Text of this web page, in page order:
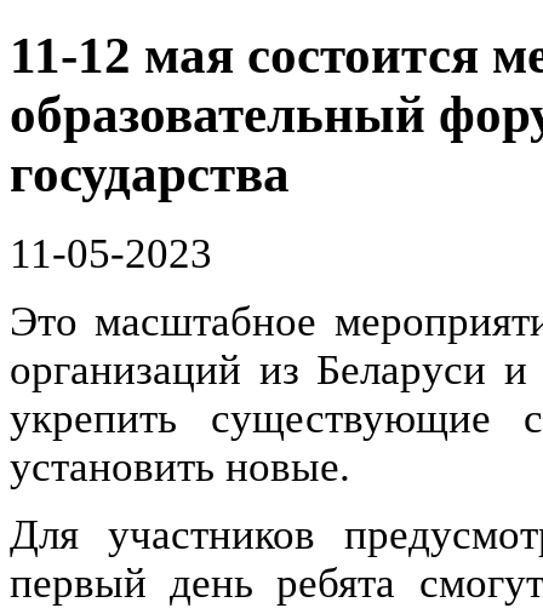
11-12 мая состоится
образовательный
государства
11-05-2023
Это масштабное
организаций из Беларуси
укрепить существующие
установить новые.
Для участников
первый день ребята